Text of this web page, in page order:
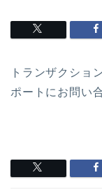
トランザクショ
ポートにお問い